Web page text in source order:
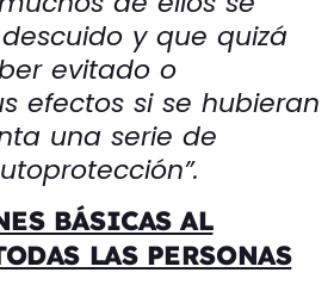
y que quizá
evitado o
efectos si se hubieran
una serie de
BÁSICAS AL
LAS PERSONAS